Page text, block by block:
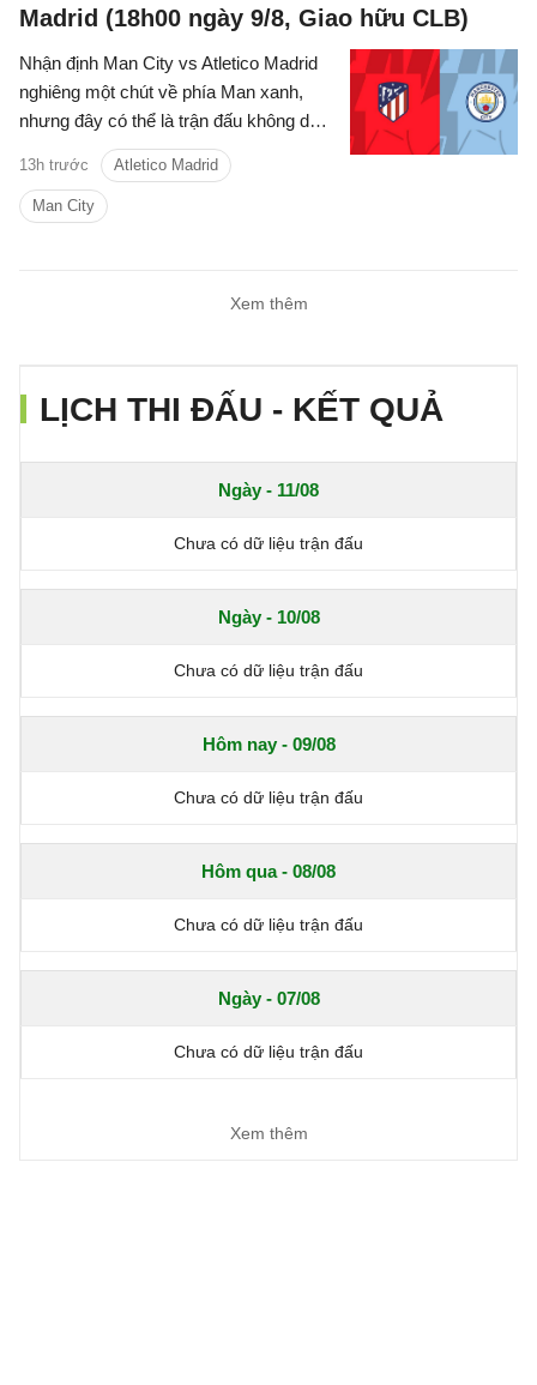
Madrid (18h00 ngày 9/8, Giao hữu CLB)
Nhận định Man City vs Atletico Madrid
nghiêng một chút về phía Man xanh,
nhưng đây có thể là trận đấu không dễ
dàng với thầy trò Enzo Maresca.
13h trước Atletico Madrid
Man City
Xem thêm
LỊCH THI ĐẤU - KẾT QUẢ
Ngày - 11/08
Chưa có dữ liệu trận đấu
Ngày - 10/08
Chưa có dữ liệu trận đấu
Hôm nay - 09/08
Chưa có dữ liệu trận đấu
Hôm qua - 08/08
Chưa có dữ liệu trận đấu
Ngày - 07/08
Chưa có dữ liệu trận đấu
Xem thêm